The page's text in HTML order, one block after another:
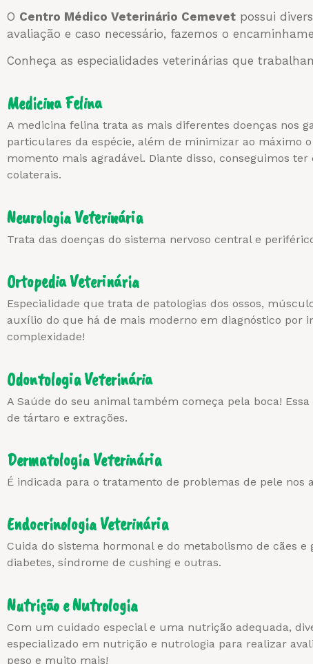
O Centro Médico Veterinário Cemevet possui
avaliação e caso necessário, fazemos o
Conheça as especialidades veterinárias que
Medicina Felina
A medicina felina trata as mais diferentes doenças nos
particulares da espécie, além de minimizar ao máximo
momento mais agradável. Diante disso, conseguimos
colaterais.
Neurologia Veterinária
Trata das doenças do sistema nervoso central e
Ortopedia Veterinária
Especialidade que trata de patologias dos ossos,
auxílio do que há de mais moderno em diagnóstico por
complexidade!
Odontologia Veterinária
A Saúde do seu animal também começa pela boca!
de tártaro e extrações.
Dermatologia Veterinária
É indicada para o tratamento de problemas de pele nos
Endocrinologia Veterinária
Cuida do sistema hormonal e do metabolismo de cães
diabetes, síndrome de cushing e outras.
Nutrição e Nutrologia
Com um cuidado especial e uma nutrição adequada,
especializado em nutrição e nutrologia para realizar
peso e muito mais!